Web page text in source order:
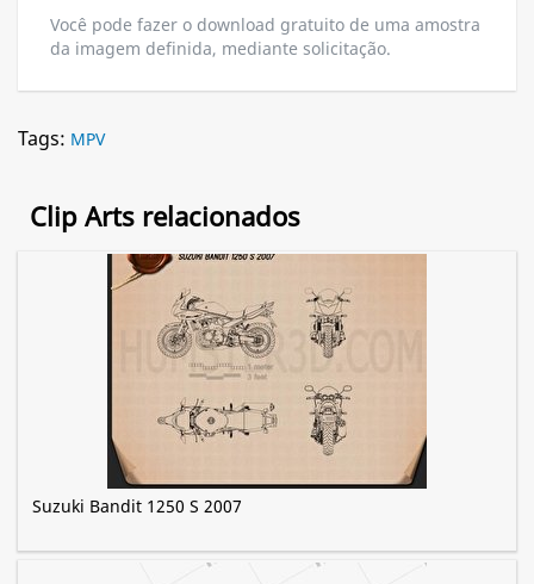
Você pode fazer o download gratuito de uma amostra
da imagem definida, mediante solicitação.
Tags: MPV
Clip Arts relacionados
Suzuki Bandit 1250 S 2007